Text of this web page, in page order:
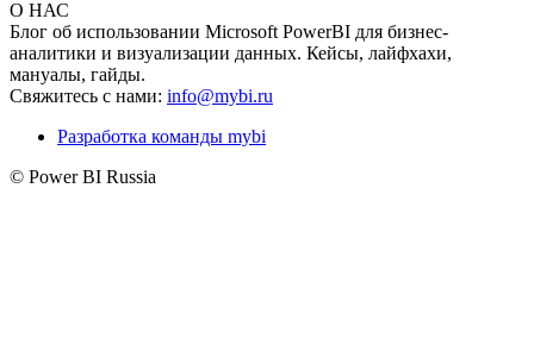
О НАС
Блог об использовании Microsoft PowerBI для бизнес-
аналитики и визуализации данных. Кейсы, лайфхахи,
мануалы, гайды.
Свяжитесь с нами: info@mybi.ru
Разработка команды mybi
© Power BI Russia